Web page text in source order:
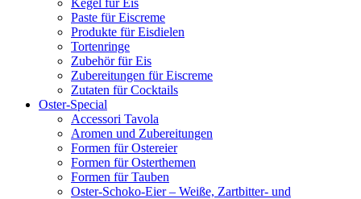
Kegel für Eis
Paste für Eiscreme
Produkte für Eisdielen
Tortenringe
Zubehör für Eis
Zubereitungen für Eiscreme
Zutaten für Cocktails
Oster-Special
Accessori Tavola
Aromen und Zubereitungen
Formen für Ostereier
Formen für Osterthemen
Formen für Tauben
Oster-Schoko-Eier – Weiße, Zartbitter- und